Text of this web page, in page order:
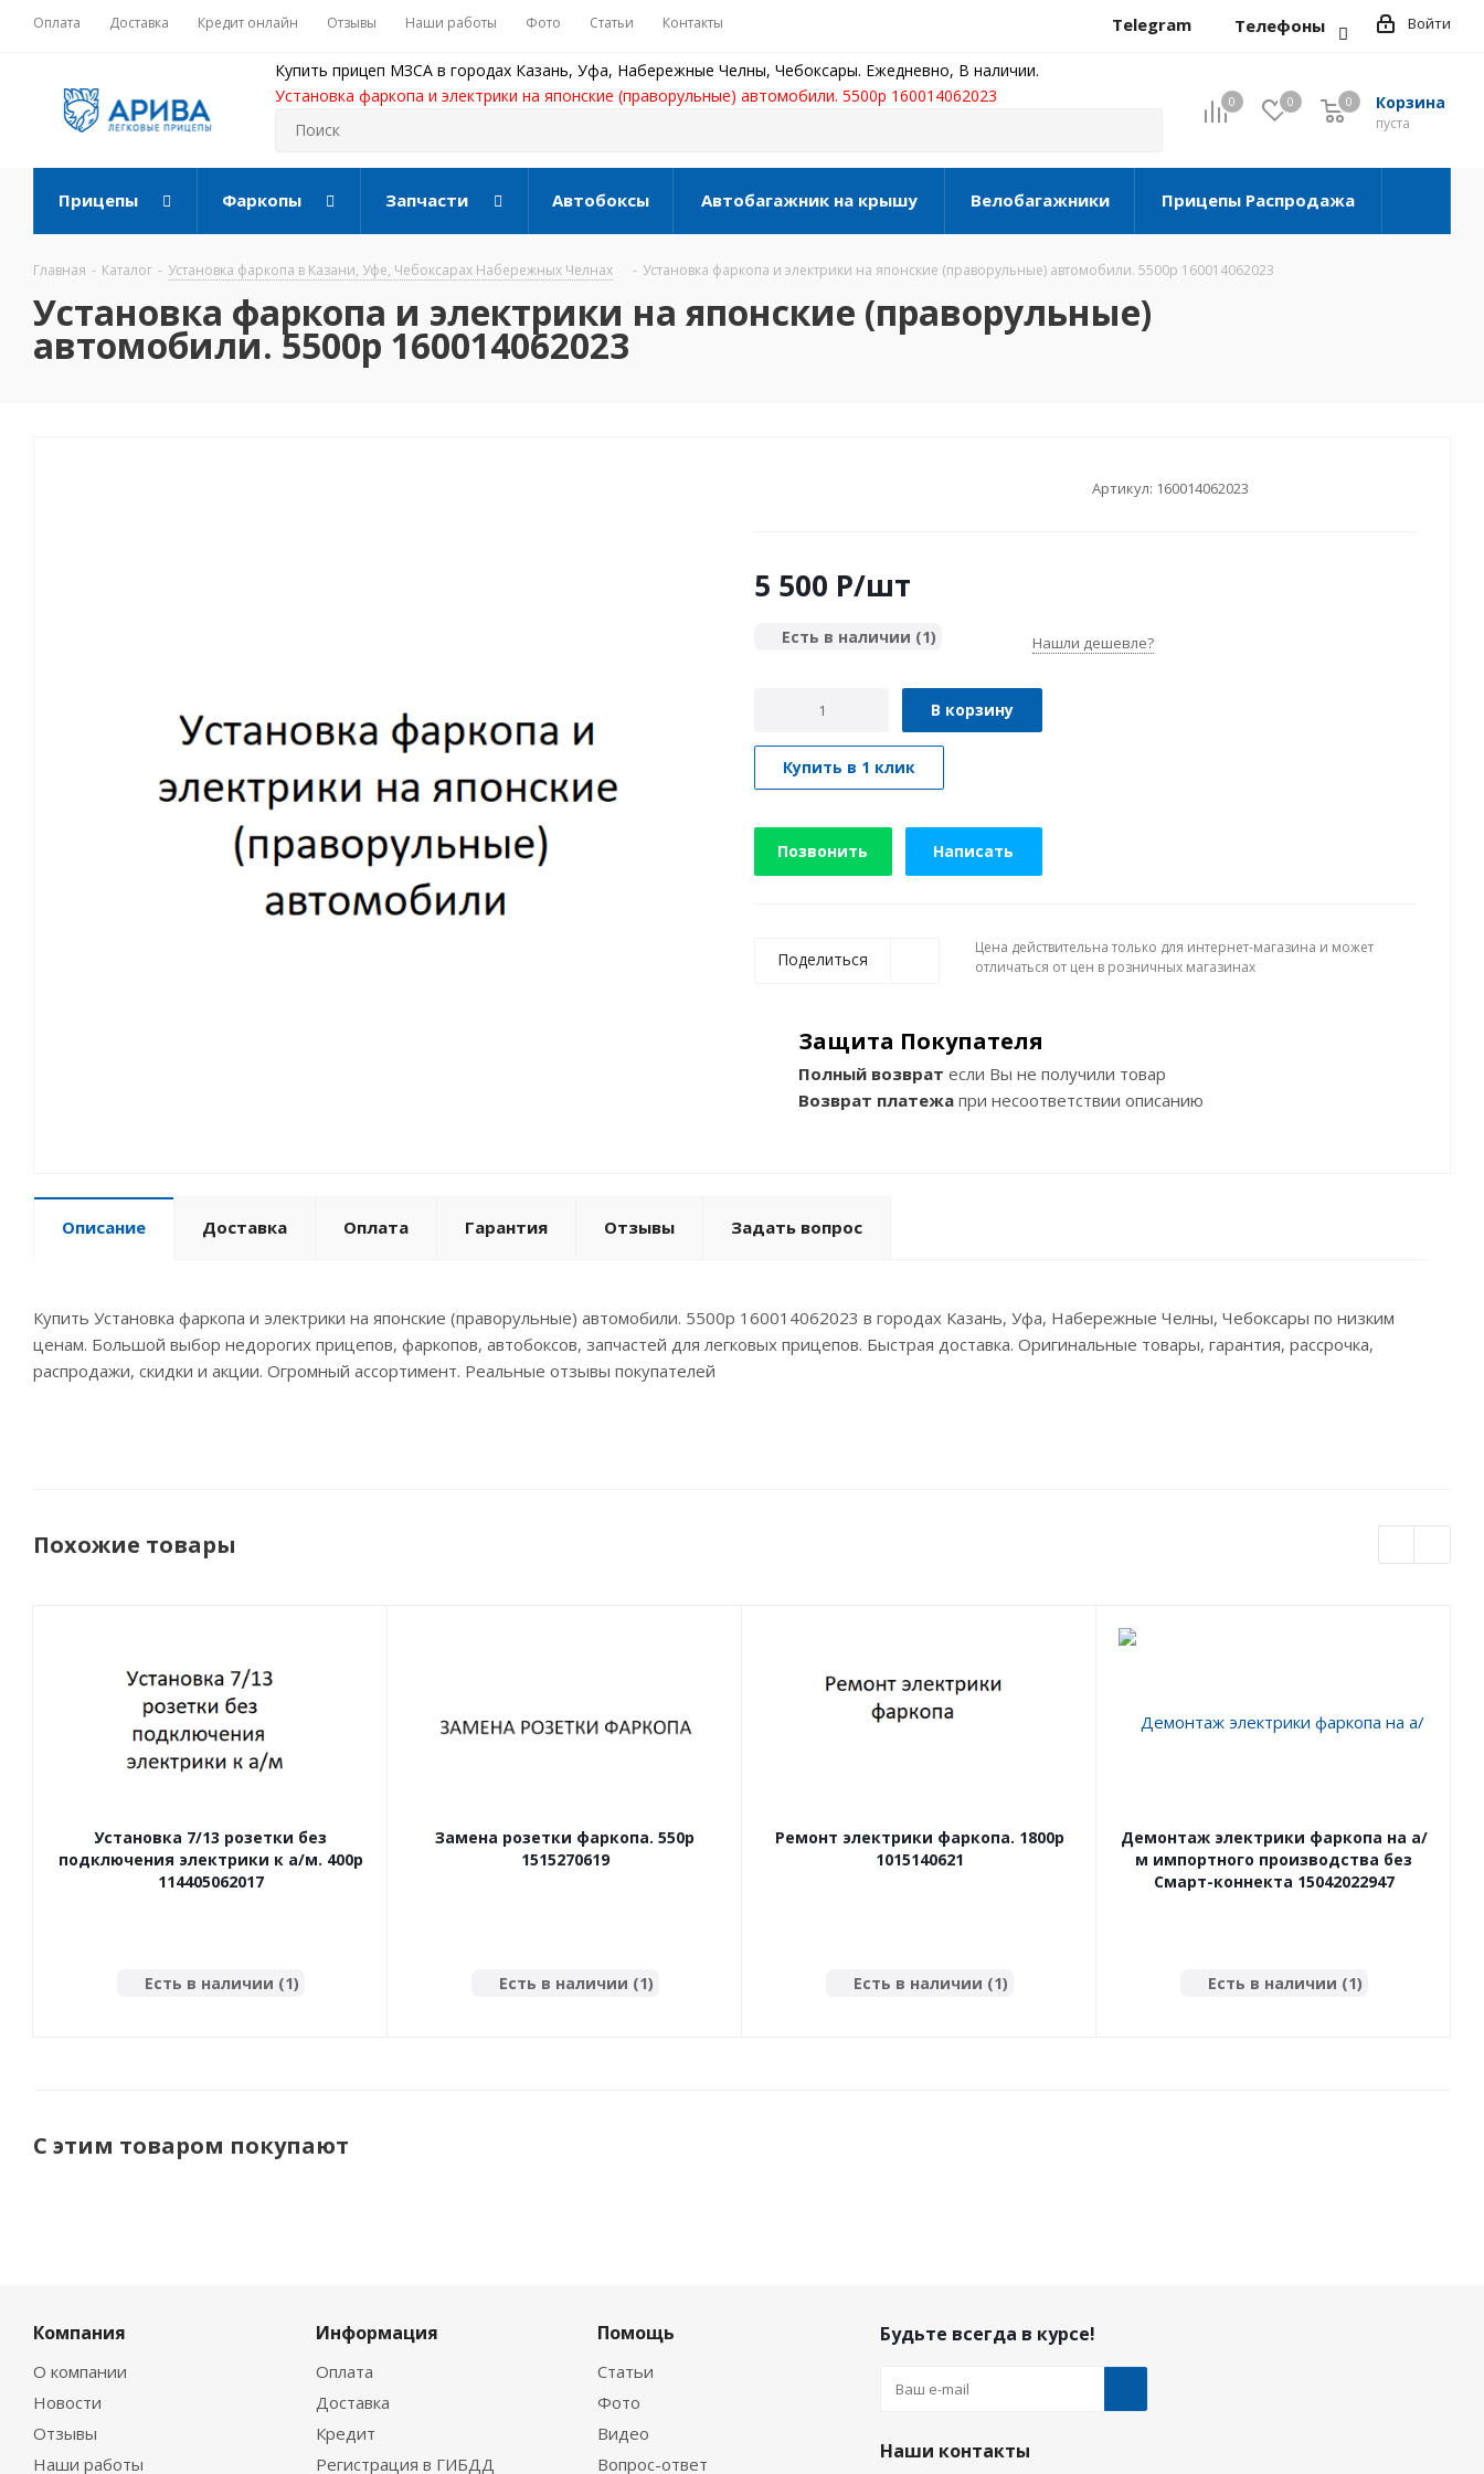
Оплата Доставка Кредит онлайн Отзывы Наши работы Фото Статьи Контакты Войти
Telegram Телефоны
Купить прицеп МЗСА в городах Казань, Уфа, Набережные Челны, Чебоксары. Ежедневно, В наличии.
Установка фаркопа и электрики на японские (праворульные) автомобили. 5500р 160014062023
0 0 Корзина
0
пуста
0
Прицепы Фаркопы Запчасти Автобоксы Автобагажник на крышу Велобагажники Прицепы Распродажа
Главная - Каталог - Установка фаркопа в Казани, Уфе, Чебоксарах Набережных Челнах - Установка фаркопа и электрики на японские (праворульные) автомобили. 5500р 160014062023
Установка фаркопа и электрики на японские (праворульные)
автомобили. 5500р 160014062023
Артикул: 160014062023
5 500 P/шт
Есть в наличии (1) Нашли дешевле?
В корзину
Купить в 1 клик
Позвонить Написать
Поделиться
Цена действительна только для интернет-магазина и может
отличаться от цен в розничных магазинах
Защита Покупателя
Полный возврат если Вы не получили товар
Возврат платежа при несоответствии описанию
Описание Доставка Оплата Гарантия Отзывы Задать вопрос
Купить Установка фаркопа и электрики на японские (праворульные) автомобили. 5500р 160014062023 в городах Казань, Уфа, Набережные Челны, Чебоксары по низким
ценам. Большой выбор недорогих прицепов, фаркопов, автобоксов, запчастей для легковых прицепов. Быстрая доставка. Оригинальные товары, гарантия, рассрочка,
распродажи, скидки и акции. Огромный ассортимент. Реальные отзывы покупателей
Похожие товары
Установка 7/13 розетки без
подключения электрики к а/м. 400р
114405062017
Есть в наличии (1)
Замена розетки фаркопа. 550р
1515270619
Есть в наличии (1)
Ремонт электрики фаркопа. 1800р
1015140621
Есть в наличии (1)
Демонтаж электрики фаркопа на а/
м импортного производства без
Смарт-коннекта 15042022947
Есть в наличии (1)
С этим товаром покупают
Компания
О компании
Новости
Отзывы
Наши работы
Информация
Оплата
Доставка
Кредит
Регистрация в ГИБДД
Помощь
Статьи
Фото
Видео
Вопрос-ответ
Будьте всегда в курсе!
Наши контакты